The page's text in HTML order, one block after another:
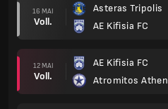
16 MAI
Voll.
Asteras Tripolis
AE Kifisia FC
12 MAI
Voll.
AE Kifisia FC
Atromitos Athen